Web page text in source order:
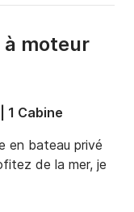
moteur
1 Cabine
en bateau privé
de la mer, je